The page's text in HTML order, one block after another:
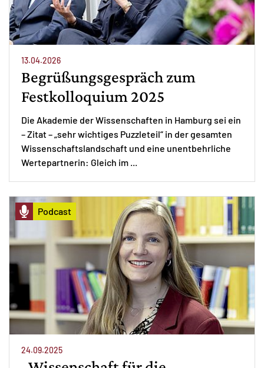
13.04.2026
Begrüßungsgespräch zum
Festkolloquium 2025
Die Akademie der Wissenschaften in Hamburg sei ein
– Zitat – „sehr wichtiges Puzzleteil“ in der gesamten
Wissenschaftslandschaft und eine unentbehrliche
Wertepartnerin: Gleich im ...
Podcast
24.09.2025